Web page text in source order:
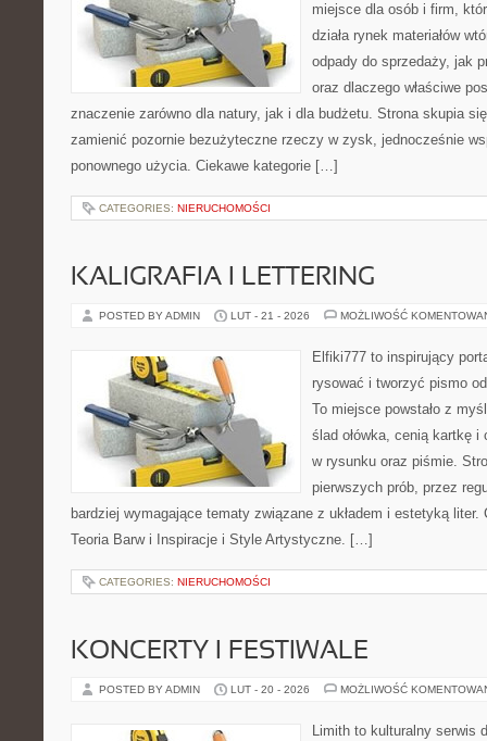
miejsce dla osób i firm,
działa rynek materiałów
odpady do sprzedaży, jak
oraz dlaczego właściwe
znaczenie zarówno dla natury, jak i dla budżetu. Strona skupia
zamienić pozornie bezużyteczne rzeczy w zysk, jednocześnie
ponownego użycia. Ciekawe kategorie […]
CATEGORIES: NIERUCHOMOŚCI
KALIGRAFIA I LETTERING
POSTED BY ADMIN LUT - 21 - 2026 MOŻLIWOŚĆ
Elfiki777 to inspirujący
rysować i tworzyć pismo
To miejsce powstało z
ślad ołówka, cenią kartkę i
w rysunku oraz piśmie.
pierwszych prób, przez
bardziej wymagające tematy związane z układem i estetyką
Teoria Barw i Inspiracje i Style Artystyczne. […]
CATEGORIES: NIERUCHOMOŚCI
KONCERTY I FESTIWALE
POSTED BY ADMIN LUT - 20 - 2026 MOŻLIWOŚĆ
Limith to kulturalny serwis